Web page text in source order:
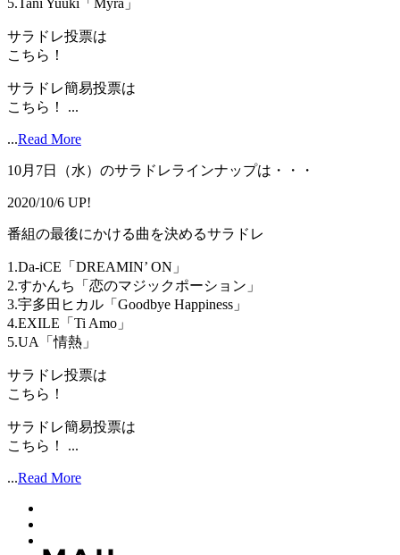
5.Tani Yuuki「Myra」
サラドレ投票は
こちら！
サラドレ簡易投票は
こちら！ ...
...Read More
10月7日（水）のサラドレラインナップは・・・
2020/10/6 UP!
番組の最後にかける曲を決めるサラドレ
1.Da-iCE「DREAMIN’ ON」
2.すかんち「恋のマジックポーション」
3.宇多田ヒカル「Goodbye Happiness」
4.EXILE「Ti Amo」
5.UA「情熱」
サラドレ投票は
こちら！
サラドレ簡易投票は
こちら！ ...
...Read More